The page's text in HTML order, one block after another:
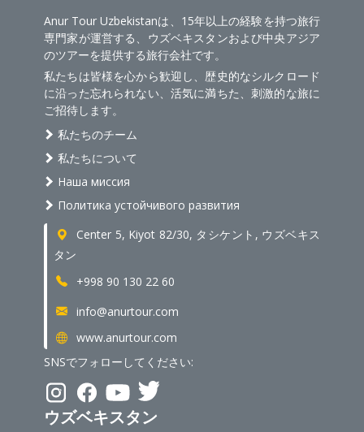
Anur Tour Uzbekistanは、15年以上の経験を持つ旅行
専門家が運営する、ウズベキスタンおよび中央アジア
のツアーを提供する旅行会社です。
私たちは皆様を心から歓迎し、歴史的なシルクロード
に沿った忘れられない、活気に満ちた、刺激的な旅に
ご招待します。
私たちのチーム
私たちについて
Наша миссия
Политика устойчивого развития
Center 5, Kiyot 82/30, タシケント, ウズベキス
タン
+998 90 130 22 60
info@anurtour.com
www.anurtour.com
SNSでフォローしてください:
ウズベキスタン